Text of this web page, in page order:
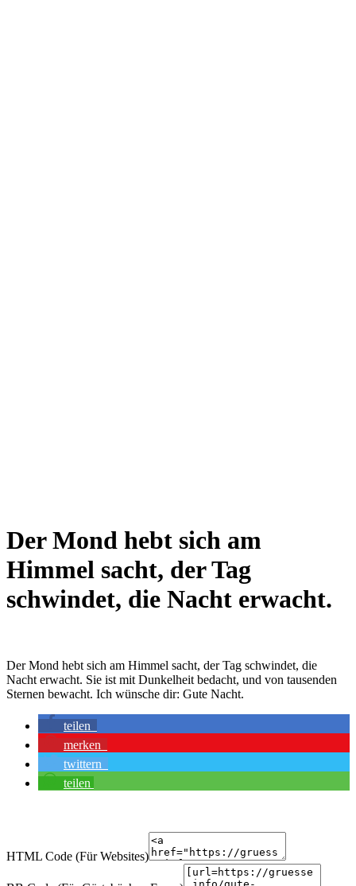
Der Mond hebt sich am
Himmel sacht, der Tag
schwindet, die Nacht erwacht.
Der Mond hebt sich am Himmel sacht, der Tag schwindet, die
Nacht erwacht. Sie ist mit Dunkelheit bedacht, und von tausenden
Sternen bewacht. Ich wünsche dir: Gute Nacht.
teilen
merken
twittern
teilen
HTML Code (Für Websites)